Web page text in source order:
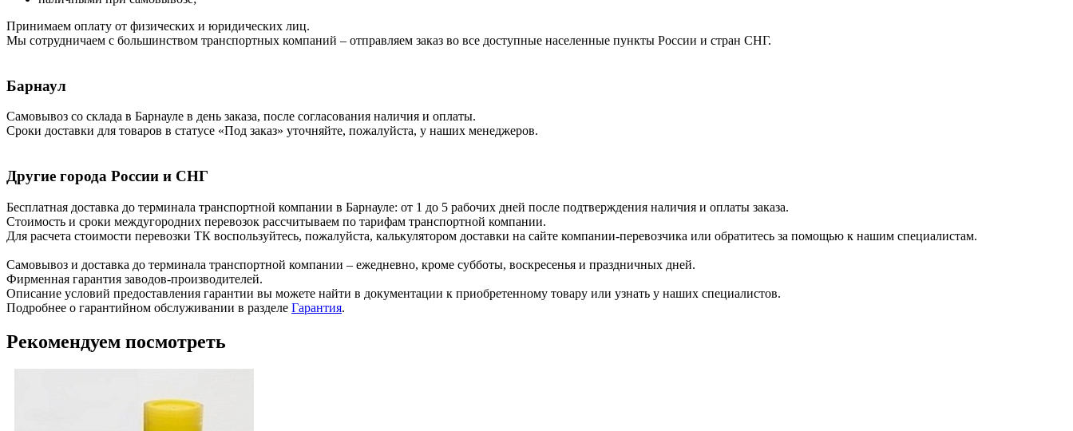
Принимаем оплату от физических и юридических лиц.
Мы сотрудничаем с большинством транспортных компаний – отправляем заказ во все доступные населенные пункты России и стран СНГ.
Барнаул
Самовывоз со склада в Барнауле в день заказа, после согласования наличия и оплаты.
Сроки доставки для товаров в статусе «Под заказ» уточняйте, пожалуйста, у наших менеджеров.
Другие города России и СНГ
Бесплатная доставка до терминала транспортной компании в Барнауле: от 1 до 5 рабочих дней после подтверждения наличия и оплаты заказа.
Стоимость и сроки междугородних перевозок рассчитываем по тарифам транспортной компании.
Для расчета стоимости перевозки ТК воспользуйтесь, пожалуйста, калькулятором доставки на сайте компании-перевозчика или обратитесь за помощью к нашим специалистам.
Самовывоз и доставка до терминала транспортной компании – ежедневно, кроме субботы, воскресенья и праздничных дней.
Фирменная гарантия заводов-производителей.
Описание условий предоставления гарантии вы можете найти в документации к приобретенному товару или узнать у наших специалистов.
Подробнее о гарантийном обслуживании в разделе Гарантия.
Рекомендуем посмотреть